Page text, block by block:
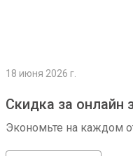
18 июня 2026 г.
Скидка за онлайн
Экономьте на каждом